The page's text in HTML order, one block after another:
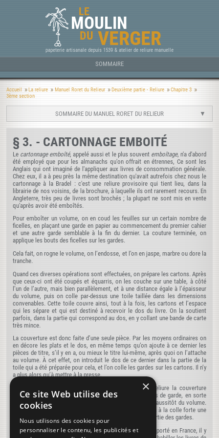
LE
MOULIN
DU VERGER
papeterie artisanale depuis 1539 & atelier de reliure manuelle
SOMMAIRE
Accueil La reliure Manuel Roret du Relieur Deuxième partie - Reliure
Chapitre 3
3ème section
SOMMAIRE DU MANUEL RORET DU RELIEUR
§ 3. - CARTONNAGE EMBOITÉ
Le cartonnage emboîté, appelé aussi et le plus souvent emboîtage, n'a d'abord
été employé que pour les almanachs qu'on offrait en étrennes, Ce sont les
Anglais qui ont imaginé de l'appliquer aux livres de consommation générale.
Chez eux, il a à peu près la même destination qu'avait autrefois chez nous le
cartonnage à la Bradel : c'est une reliure provisoire qui tient lieu, dans la
librairie de nos voisins, de la brochure, à laquelle ils ont rarement recours. En
Angleterre, très peu de livres sont brochés ; la plupart ne sont mis en vente
qu'après avoir été emboîtés.
Pour emboîter un volume, on en coud les feuilles sur un certain nombre de
ficelles, en plaçant une garde en papier au commencement du premier cahier
et une autre garde semblable à la fin du dernier. La couture terminée, on
applique les bouts des ficelles sur les gardes.
Cela fait, on rogne le volume, on l’endosse, et l’on en jaspe, marbre ou dore la
tranche.
Quand ces diverses opérations sont effectuées, on prépare les cartons. Après
que ceux-ci ont été coupés et équarris, on les couche sur une table, à côté
l’un de l’autre, mais bien parallèlement, et à une distance égale à l’épaisseur
du volume, puis on colle par-dessus une toile taillée dans les dimensions
convenables. Cette toile couvre ainsi, tout à la fois, les cartons et l’espace
qui les sépare et qui est destiné à recevoir le dos du livre. On la soutient
parfois, dans la partie qui correspond au dos, en y collant une bande de carte
très mince.
La couverture est donc faite d’une seule pièce. Par les moyens ordinaires on
en décore les plats et le dos, en même temps qu’on ajoute à ce dernier les
pièces de titre, s’il y en a, ou mieux le titre lui-même, après quoi on l’attache
au volume. À cet effet, on introduit le dos de ce dernier dans la partie de la
toile qui a été préparée pour cela, et l’on colle les gardes sur les cartons. Il n’y
a plus alors qu’à mettre à la presse.
Il résulte de ce qui précède, que dans ce mode de reliure la couverture
n’adhère au corps du livre que par le collage des feuilles de garde, en sorte
que si ces feuilles viennent à se déchirer, elle se sépare aussitôt du volume.
On atténue en partie cet inconvénient en fixant sur le dos à la colle forte une
toile solide que l’on fait assez large pour recouvrir une partie des gardes.
L’emboîtage est, avant tout, une reliure à bon marché. Importé en France, il y
×
Ce site Web utilise des
cookies
Nous utilisons des cookies pour
personnaliser le contenu, les publicités et